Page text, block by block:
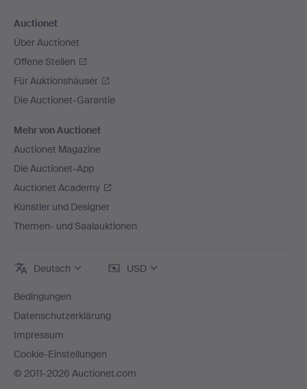
Auctionet
Über Auctionet
Offene Stellen
Für Auktionshäuser
Die Auctionet-Garantie
Mehr von Auctionet
Auctionet Magazine
Die Auctionet-App
Auctionet Academy
Künstler und Designer
Themen- und Saalauktionen
Deutsch USD
Bedingungen
Datenschutzerklärung
Impressum
Cookie-Einstellungen
© 2011-2026 Auctionet.com